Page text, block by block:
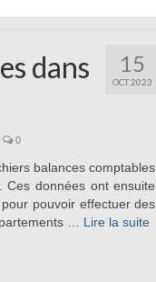
15
OCT 2023
dans
0
balances comptables
Ces données ont ensuite
pouvoir effectuer des
… Lire la suite­­